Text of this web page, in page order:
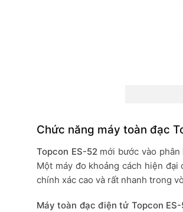
Chức năng máy toàn đạc
Topcon ES-52 mới bước vào phân
Một máy đo khoảng cách hiện
chính xác cao và rất nhanh trong
Máy toàn đạc điện tử Topcon ES-